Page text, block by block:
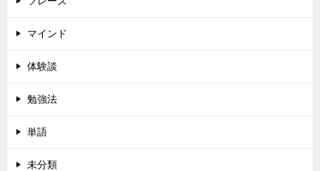
マインド
体験談
勉強法
単語
未分類